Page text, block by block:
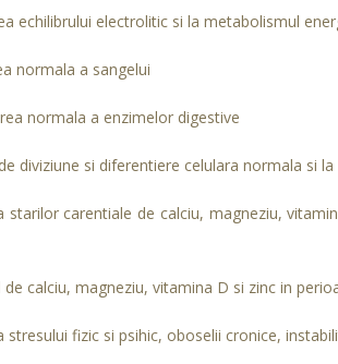
echilibrului electrolitic si la metabolismul
normala a sangelui
normala a enzimelor digestive
diviziune si diferentiere celulara normala si
starilor carentiale de calciu, magneziu,
de calciu, magneziu, vitamina D si zinc in
stresului fizic si psihic, oboselii cronice,